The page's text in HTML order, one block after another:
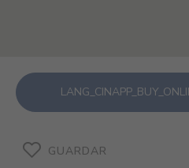
GUARDAR